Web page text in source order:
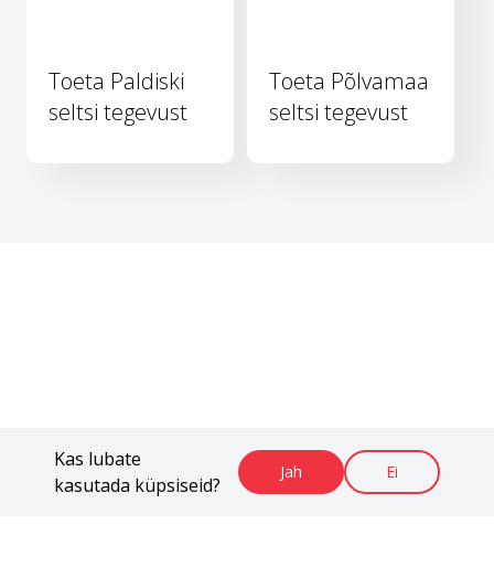
Kas lubate
kasutada küpsiseid?
Jah Ei
Toeta Paldiski
seltsi tegevust
Toeta Põlvamaa
seltsi tegevust